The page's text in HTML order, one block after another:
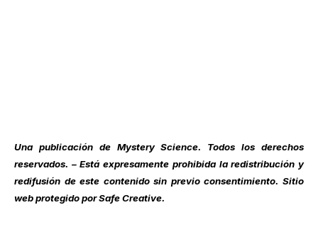
Una publicación de Mystery Science. Todos los derechos
reservados. – Está expresamente prohibida la redistribución y
redifusión de este contenido sin previo consentimiento. Sitio
web protegido por Safe Creative.